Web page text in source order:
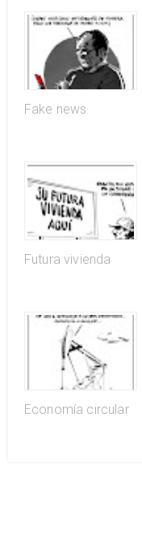
Fake news
Futura vivienda
Economía circular